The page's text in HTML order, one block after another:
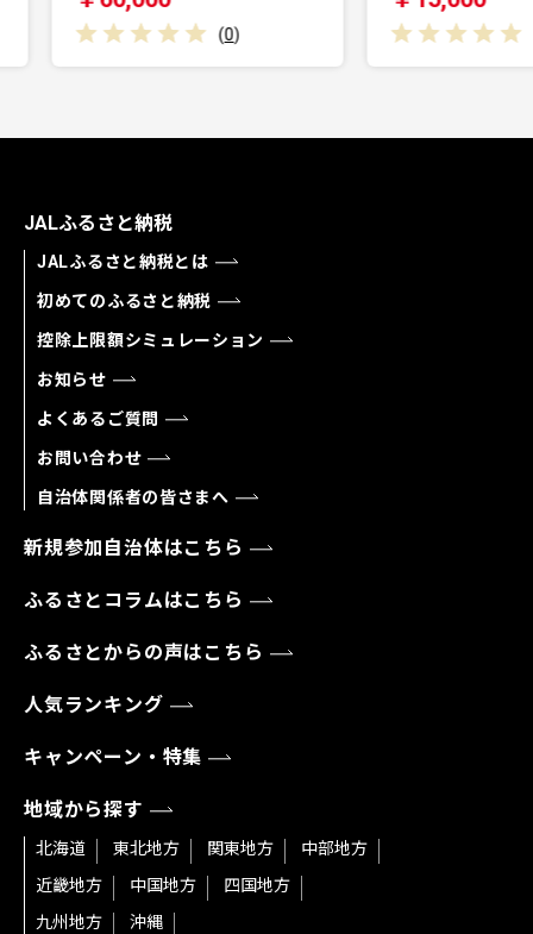
JALふるさと納税
JALふるさと納税とは
初めてのふるさと納税
控除上限額シミュレーション
お知らせ
よくあるご質問
お問い合わせ
自治体関係者の皆さまへ
新規参加自治体はこちら
ふるさとコラムはこちら
ふるさとからの声はこちら
人気ランキング
キャンペーン・特集
地域から探す
北海道 東北地方 関東地方
中部地方
近畿地方
中国地方
四国地方
九州地方
沖縄